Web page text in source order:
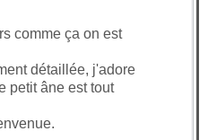
comme ça on est
détaillée, j'adore
petit âne est tout